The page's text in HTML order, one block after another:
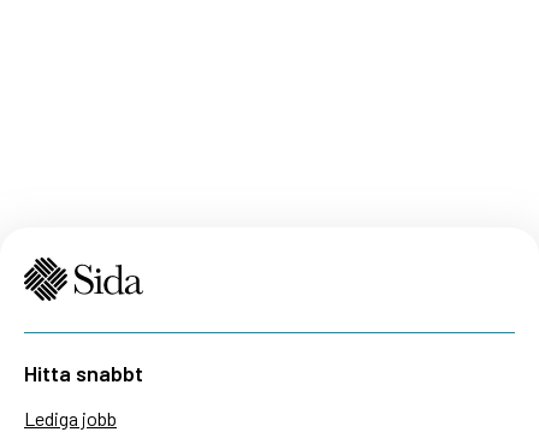
Hitta snabbt
Lediga jobb